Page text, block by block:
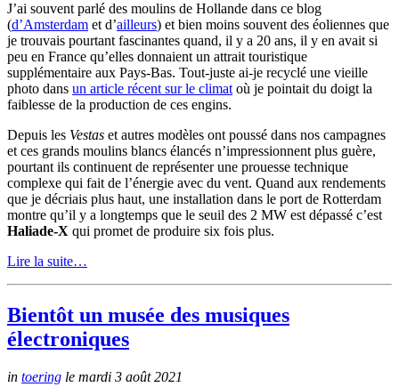
J’ai souvent parlé des moulins de Hollande dans ce blog
(d’Amsterdam et d’ailleurs) et bien moins souvent des éoliennes que
je trouvais pourtant fascinantes quand, il y a 20 ans, il y en avait si
peu en France qu’elles donnaient un attrait touristique
supplémentaire aux Pays-Bas. Tout-juste ai-je recyclé une vieille
photo dans un article récent sur le climatoù je pointait du doigt la
faiblesse de la production de ces engins.
Depuis les Vestas et autres modèles ont poussé dans nos campagnes
et ces grands moulins blancs élancés n’impressionnent plus guère,
pourtant ils continuent de représenter une prouesse technique
complexe qui fait de l’énergie avec du vent. Quand aux rendements
que je décriais plus haut, une installation dans le port de Rotterdam
montre qu’il y a longtemps que le seuil des 2 MW est dépassé c’est
Haliade-X qui promet de produire six fois plus.
Lire la suite…
Bientôt un musée des musiques
électroniques
in toering le mardi 3 août 2021